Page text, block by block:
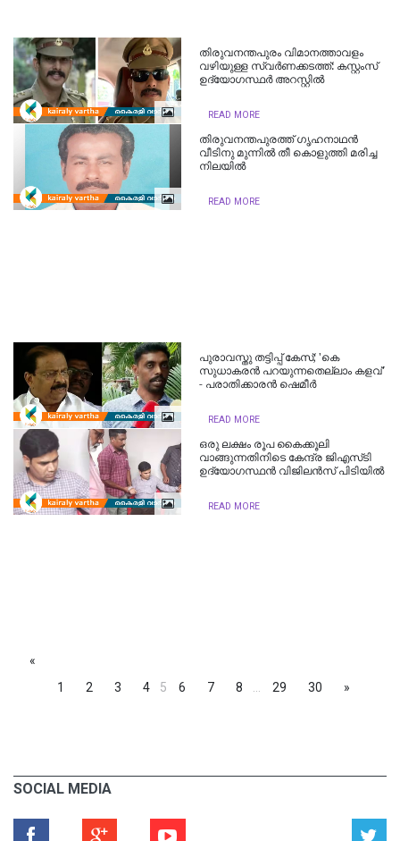
തിരുവനന്തപുരം വിമാനത്താവളം
വഴിയുള്ള സ്വർണക്കടത്ത്: കസ്റ്റംസ്
ഉദ്യോഗസ്ഥർ അറസ്റ്റിൽ
READ MORE
തിരുവനന്തപുരത്ത് ഗൃഹനാഥൻ
വീടിനു മുന്നിൽ തീ കൊളുത്തി മരിച്ച
നിലയിൽ
READ MORE
പുരാവസ്തു തട്ടിപ്പ് കേസ്; 'കെ
സുധാകരൻ പറയുന്നതെല്ലാം കളവ്'
- പരാതിക്കാരൻ ഷെമീർ
READ MORE
ഒരു ലക്ഷം രൂപ കൈക്കൂലി
വാങ്ങുന്നതിനിടെ കേന്ദ്ര ജിഎസ്‌ടി
ഉദ്യോഗസ്ഥൻ വിജിലൻസ് പിടിയിൽ
READ MORE
«
1
2 3 4 5 6 7 8 29 30 »
SOCIAL MEDIA